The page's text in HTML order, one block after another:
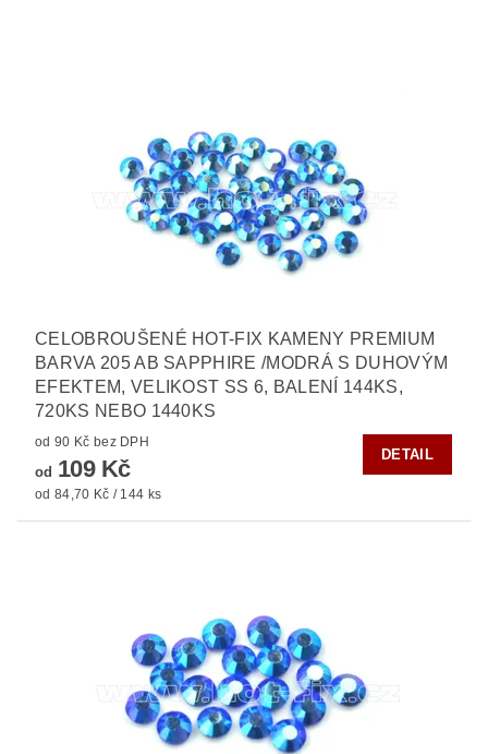
CELOBROUŠENÉ HOT-FIX KAMENY PREMIUM
BARVA 205 AB SAPPHIRE /MODRÁ S DUHOVÝM
EFEKTEM, VELIKOST SS 6, BALENÍ 144KS,
720KS NEBO 1440KS
od 90 Kč bez DPH
od 109 Kč
od 84,70 Kč / 144 ks
DETAIL